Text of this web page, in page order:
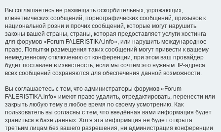
Вы соглашаетесь не размещать оскорбительных, угрожающих,
клеветнических сообщений, порнографических сообщений, призывов к
национальной розни и прочих сообщений, которые могут нарушить
законы вашей страны, страны, которая предоставляет услуги хостинга
для форумов «Forum FALERISTIKA.info», или нарушить международное
право. Попытки размещения таких сообщений могут привести к вашему
немедленному отключению от конференции, при этом ваш провайдер
будет поставлен в известность, если мы сочтём это нужным. IP-адреса
всех сообщений сохраняются для обеспечения данной возможности.
Вы соглашаетесь с тем, что администраторы форумов «Forum
FALERISTIKA.info» имеют право удалить, отредактировать, перенести или
закрыть любую тему в любое время по своему усмотрению. Как
пользователь вы согласны с тем, что введённая вами информация будет
храниться в базе данных. Хотя эта информация не будет открыта
третьим лицам без вашего разрешения, ни администрация конференции